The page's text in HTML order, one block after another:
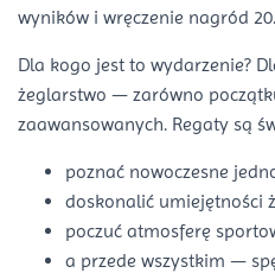
wyników i wręczenie nagród
Dla kogo jest to wydarzenie?
żeglarstwo — zarówno
zaawansowanych. Regaty są
poznać nowoczesne
doskonalić umiejętności
poczuć atmosferę
a przede wszystkim —